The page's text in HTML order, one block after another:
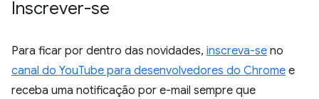
Inscrever-se
Para ficar por dentro das novidades, inscreva-se no
canal do YouTube para desenvolvedores do Chrome e
receba uma notificação por e-mail sempre que